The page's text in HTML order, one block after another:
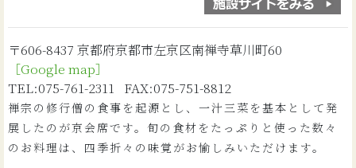
〒606-8437 京都府京都市左京区南禅寺草川町60
［Google map］
TEL:075-761-2311 FAX:075-751-8812
禅宗の修行僧の食事を起源とし、一汁三菜を基本として発
展したのが京会席です。旬の食材をたっぷりと使った数々
のお料理は、四季折々の味覚がお愉しみいただけます。